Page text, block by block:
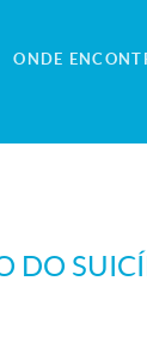
ONDE
DO